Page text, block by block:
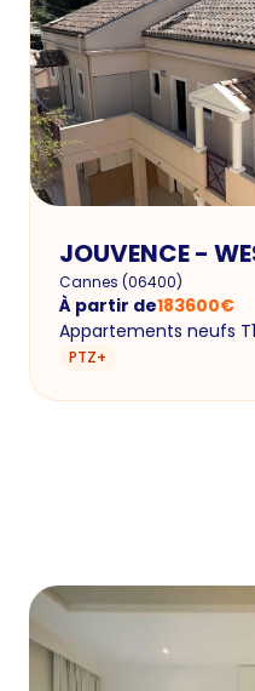
JOUVENCE -
Cannes (06400)
À partir de183600€
Appartements neufs
PTZ+